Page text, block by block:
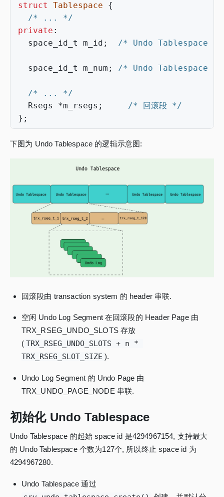
struct
Tablespace
{
/* ... */
private :
space_id_t
m_id ; /* Undo Tablespace
space_id_t m_num ; /* Undo Tablespace
/* ... */
Rsegs
*m_rsegs ;
/* 回滚段 */
};
下图为 Undo Tablespace 的逻辑示意图:
回滚段由 transaction system 的 header 串联.
空闲 Undo Log Segment 在回滚段的 Header Page 由
TRX_RSEG_UNDO_SLOTS 存放
( TRX_RSEG_UNDO_SLOTS + n *
TRX_RSEG_SLOT_SIZE ).
Undo Log Segment 的 Undo Page 由
TRX_UNDO_PAGE_NODE 串联.
初始化 Undo Tablespace
Undo Tablespace 的起始 space id 是4294967154, 支持最大
的 Undo Tablespace 个数为127个, 所以终止 space id 为
4294967280.
Undo Tablespace 通过